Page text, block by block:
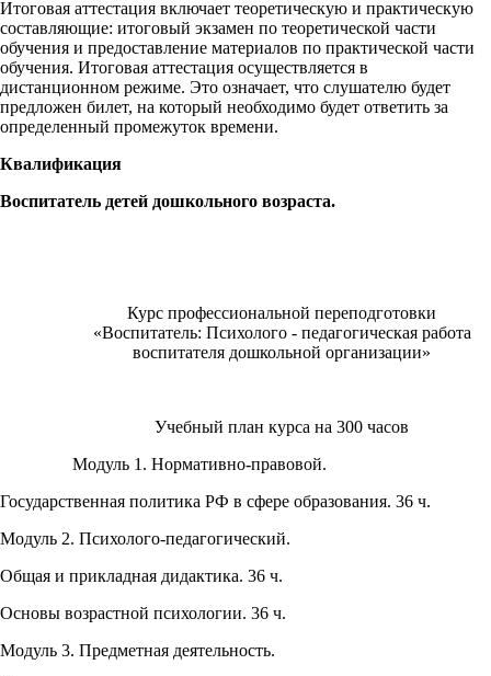
Итоговая аттестация включает теоретическую и практическую
составляющие: итоговый экзамен по теоретической части
обучения и предоставление материалов по практической части
обучения. Итоговая аттестация осуществляется в
дистанционном режиме. Это означает, что слушателю будет
предложен билет, на который необходимо будет ответить за
определенный промежуток времени.
Квалификация
Воспитатель детей дошкольного возраста.
Курс профессиональной переподготовки
«Воспитатель: Психолого - педагогическая работа
воспитателя дошкольной организации»
Учебный план курса на 300 часов
Модуль 1. Нормативно-правовой.
Государственная политика РФ в сфере образования. 36 ч.
Модуль 2. Психолого-педагогический.
Общая и прикладная дидактика. 36 ч.
Основы возрастной психологии. 36 ч.
Модуль 3. Предметная деятельность.